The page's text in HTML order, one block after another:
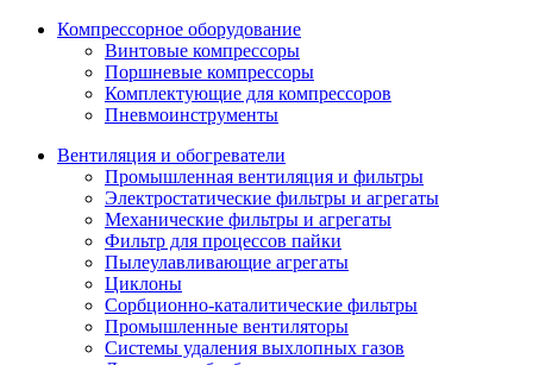
Компрессорное оборудование
Винтовые компрессоры
Поршневые компрессоры
Комплектующие для компрессоров
Пневмоинструменты
Вентиляция и обогреватели
Промышленная вентиляция и фильтры
Электростатические фильтры и агрегаты
Механические фильтры и агрегаты
Фильтр для процессов пайки
Пылеулавливающие агрегаты
Циклоны
Сорбционно-каталитические фильтры
Промышленные вентиляторы
Системы удаления выхлопных газов